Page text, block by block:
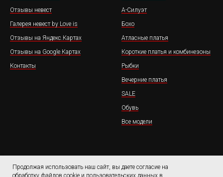
Отзывы невест
Галерея невест by Love is
Отзывы на Яндекс.Картах
Отзывы на Google.Картах
Контакты
А-Силуэт
Бохо
Атласные платья
Короткие платья и комбинезоны
Рыбки
Вечерние платья
SALE
Обувь
Все модели
Продолжая использовать наш сайт, вы даете согласие на
обработку файлов cookie и пользовательских данных в